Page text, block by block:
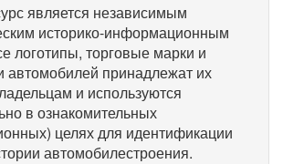
является независимым
историко-информационным
логотипы, торговые марки и
автомобилей принадлежат их
и используются
в ознакомительных
целях для идентификации
автомобилестроения.